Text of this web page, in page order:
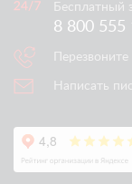
Бесплатный
8 800 555
Написать